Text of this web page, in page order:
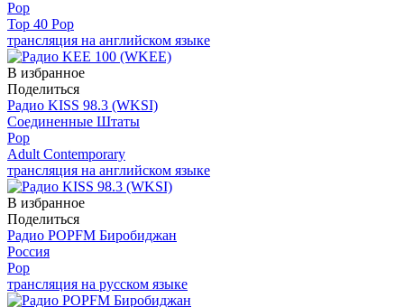
Pop
Top 40 Pop
трансляция на английском языке
В избранное
Поделиться
Радио KISS 98.3 (WKSI)
Соединенные Штаты
Pop
Adult Contemporary
трансляция на английском языке
В избранное
Поделиться
Радио POPFM Биробиджан
Россия
Pop
трансляция на русском языке